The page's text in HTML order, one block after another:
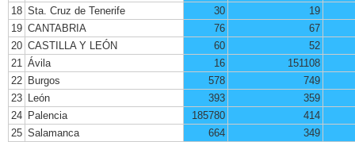
18 Sta. Cruz de Tenerife 30
19
19 CANTABRIA 76
67
20 CASTILLA Y LEÓN 60
52
21 Ávila 16
151108
22 Burgos 578
749
23 León 393
359
24 Palencia 185780
414
25 Salamanca 664
349